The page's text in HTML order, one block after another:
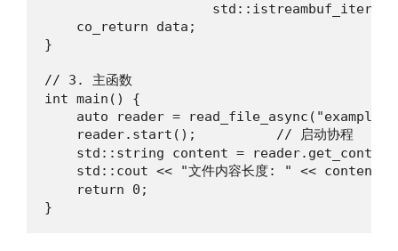
    co_return data;
}
// 3. 主函数
int main() {
auto reader =
    reader.start();          // 启动协程
std::string content =
std::cout << "文件内容长度: " <<
    return 0;
}